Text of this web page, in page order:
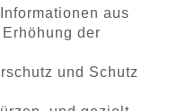
aus
der
und Schutz